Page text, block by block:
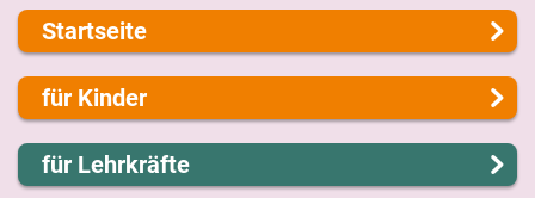
Startseite
Über uns
Presse
Kontakt
Impressum
für Kinder
Lernen und Schule
Hobby und Freizeit
für Lehrkräfte